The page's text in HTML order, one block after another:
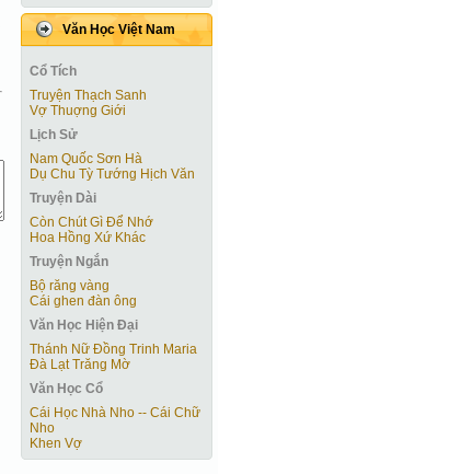
Văn Học Việt Nam
Cổ Tích
Truyện Thạch Sanh
Vợ Thuợng Giới
Lịch Sử
Nam Quốc Sơn Hà
Dụ Chu Tỳ Tướng Hịch Văn
Truyện Dài
Còn Chút Gì Ðể Nhớ
Hoa Hồng Xứ Khác
Truyện Ngắn
Bộ răng vàng
Cái ghen đàn ông
Văn Học Hiện Ðại
Thánh Nữ Đồng Trinh Maria
Đà Lạt Trăng Mờ
Văn Học Cổ
Cái Học Nhà Nho -- Cái Chữ
Nho
Khen Vợ